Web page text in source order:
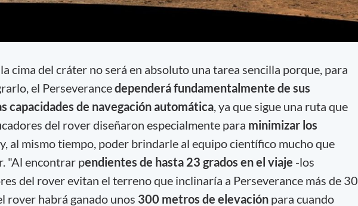
cima del cráter no será en absoluto una tarea sencilla porque, para
el Perseverancedependerá fundamentalmente de sus
capacidades de navegación automática, ya que sigue una ruta que
del rover diseñaron especialmente para minimizar los
y, al mismo tiempo, poder brindarle al equipo científico mucho que
"Al encontrar pendientes de hasta 23 grados en el viaje -los
del rover evitan el terreno que inclinaría a Perseverance más de 30
rover habrá ganado unos 300 metros de elevaciónpara cuando